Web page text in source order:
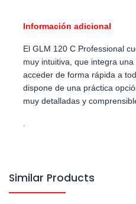
Información adicional
El GLM 120 C Professional
muy intuitiva, que integra
acceder de forma rápida a
dispone de una práctica
muy detalladas y
.
Similar Products